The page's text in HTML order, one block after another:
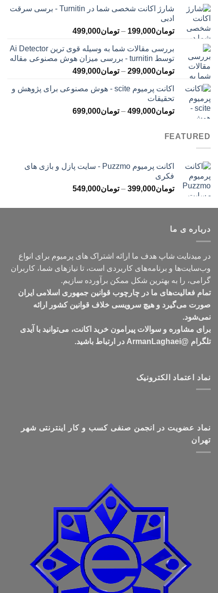
تومان145,000
تومان399,000
شارژ اکانت شخصی شما در Turnitin - برسی سرقت
ادبی
تومان199,000
– تومان499,000محدوده
تومان199,000
تا
تومان499,000
بررسی مقالات شما به وسیله قوی ترین Ai Detector
توسط turnitin - بررسی میزان هوش مصنوعی مقاله
تومان299,000
– تومان499,000محدوده
تومان299,000
تومان499,000
اکانت پرمیوم scite - هوش مصنوعی برای پژوهش و
تحقیقات
تومان499,000
– تومان699,000محدوده
FEATURED
اکانت پرمیوم Puzzmo - سایت پازل و بازی های
فکری
تومان399,000
– تومان549,000محدوده
تومان399,000
درباره ی ما
در میدنایت شاپ هدف ما ارائه اشتراک های پرمیوم برای انواع
وب‌سایت‌ها و برنامه‌های کاربردی است، تا نیازهای شما، کاربران
گرامی، را به بهترین شکل ممکن برآورده سازیم.
تمام فعالیت‌های ما در چارچوب قوانین جمهوری اسلامی ایران
صورت می‌گیرد و هیچ سرویسی خلاف قوانین کشور ارائه
نمی‌شود.
برای مشاوره و سوالات پیرامون خرید اکانت، می‌توانید با آیدی
تلگرام @ArmanLaghaei در ارتباط باشید.
نماد اعتماد الکترونیک
نماد عضویت در انجمن صنفی کسب و کار اینترنتی شهر
تهران